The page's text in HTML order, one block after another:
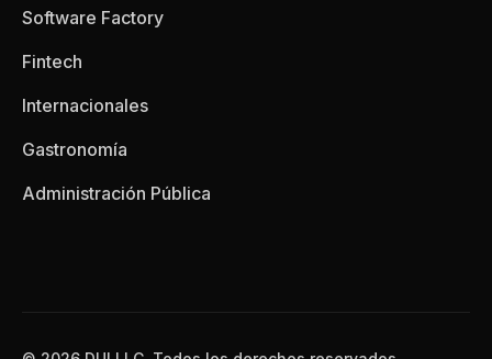
Software Factory
Fintech
Internacionales
Gastronomía
Administración Pública